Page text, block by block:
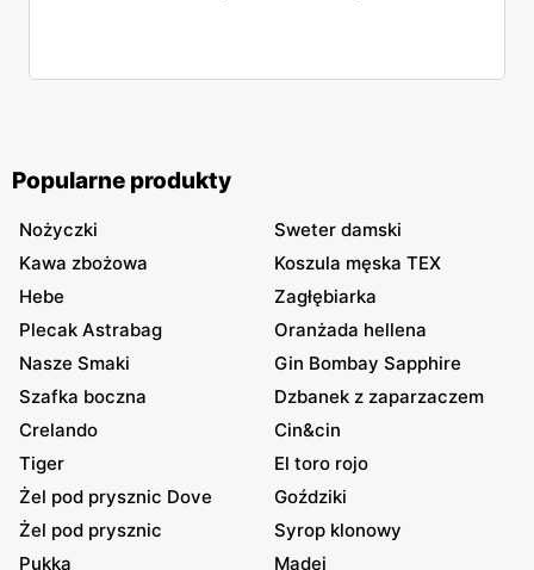
Popularne produkty
Nożyczki
Sweter damski
Kawa zbożowa
Koszula męska TEX
Hebe
Zagłębiarka
Plecak Astrabag
Oranżada hellena
Nasze Smaki
Gin Bombay Sapphire
Szafka boczna
Dzbanek z zaparzaczem
Crelando
Cin&cin
Tiger
El toro rojo
Żel pod prysznic Dove
Goździki
Żel pod prysznic
Syrop klonowy
Pukka
Madej